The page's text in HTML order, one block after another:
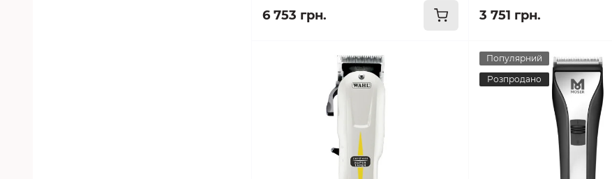
6 753 грн. 3 751 грн.
Популярний
Розпродано